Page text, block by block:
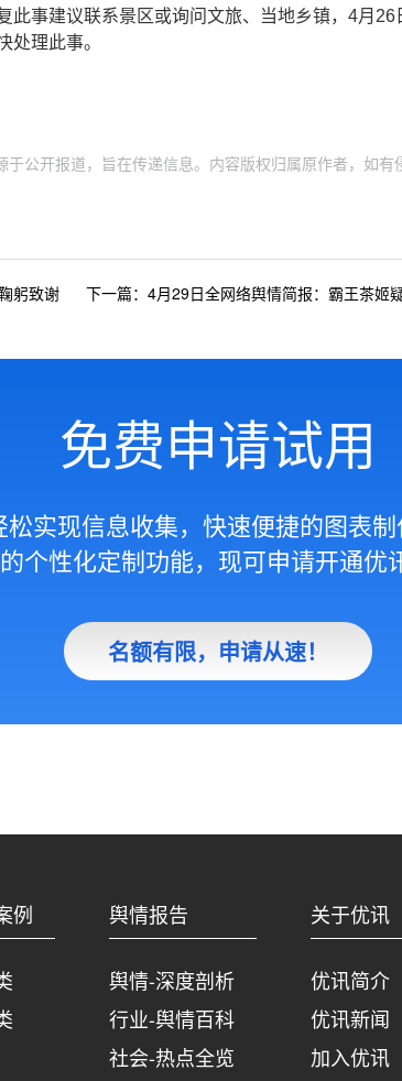
此事建议联系景区或询问文旅、当地乡镇，4月26
处理此事。
于公开报道，旨在传递信息。内容版权归属原作者，如有
躬致谢 下一篇：4月29日全网络舆情简报：霸王茶姬
免费申请试用
实现信息收集，快速便捷的图表
个性化定制功能，现可申请开通优
名额有限，申请从速！
例 舆情报告
舆情-深度剖析
行业-舆情百科
社会-热点全览
关于优讯
优讯简介
优讯新闻
加入优讯